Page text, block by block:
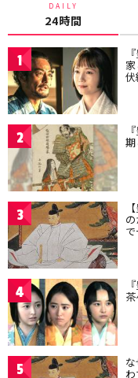
DAILY
24時間
1
伏
2
3
4
5 わ